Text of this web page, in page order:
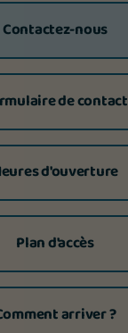
Contactez-nous
de contact
d'ouverture
Plan d'accès
arriver ?